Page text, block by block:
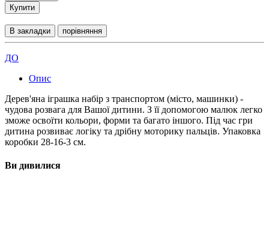
Купити
В закладки порівняння
ДО
Опис
Дерев'яна іграшка набір з транспортом (місто, машинки) -
чудова розвага для Вашої дитини. З її допомогою малюк легко
зможе освоїти кольори, форми та багато іншого. Під час гри
дитина розвиває логіку та дрібну моторику пальців. Упаковка
коробки 28-16-3 см.
Ви дивилися